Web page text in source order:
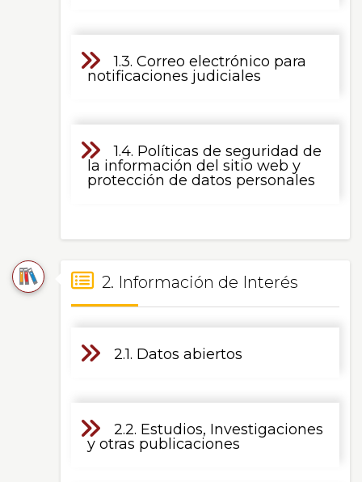
Pública
1.3. Correo electrónico para
notificaciones judiciales
1.4. Políticas de seguridad de
la información del sitio web y
protección de datos personales
2. Información de Interés
2.1. Datos abiertos
2.2. Estudios, Investigaciones
y otras publicaciones